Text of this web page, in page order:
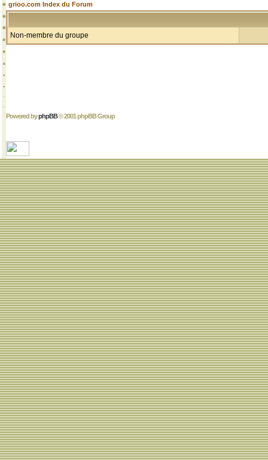
grioo.com Index du Forum
Non-membre du groupe
Powered byphpBB© 2001 phpBB Group